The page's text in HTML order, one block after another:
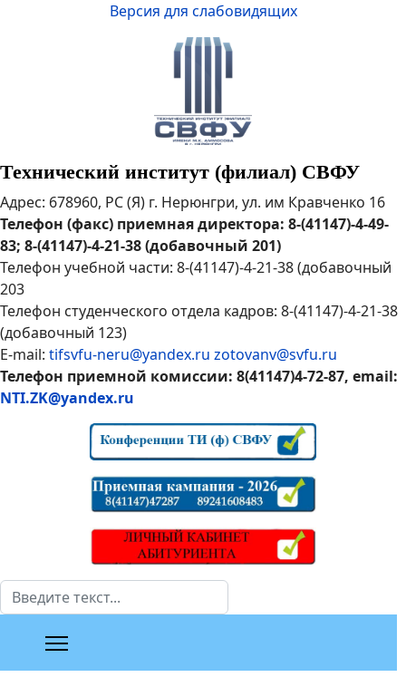
Версия для слабовидящих
Технический институт (филиал) СВФУ
Адрес: 678960, РС (Я) г. Нерюнгри, ул. им Кравченко 16
Телефон (факс) приемная директора: 8-(41147)-4-49-
83; 8-(41147)-4-21-38 (добавочный 201)
Телефон учебной части: 8-(41147)-4-21-38 (добавочный
203
Телефон студенческого отдела кадров: 8-(41147)-4-21-38
(добавочный 123)
E-mail: tifsvfu-neru@yandex.ru zotovanv@svfu.ru
Телефон приемной комиссии: 8(41147)4-72-87, email:
NTI.ZK@yandex.ru
Поиск